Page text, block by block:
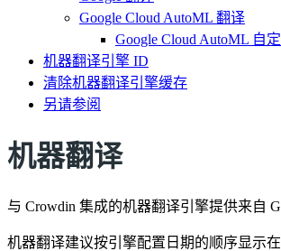
Google Cloud AutoML 翻译
Google Cloud AutoML 自
机器翻译引擎 ID
清除机器翻译引擎缓存
另请参阅
机器翻译
与 Crowdin 集成的机器翻译引擎提供来自
机器翻译建议按引擎配置日期的顺序显示